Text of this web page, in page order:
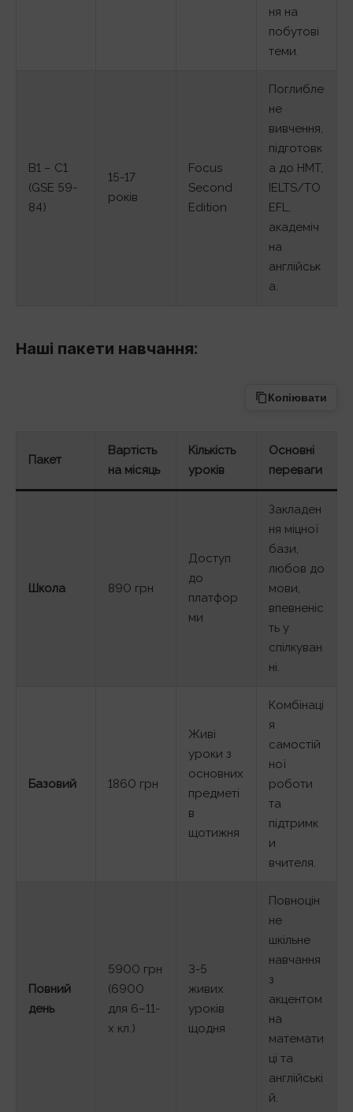
ня на
побутові
теми.
B1 – C1
(GSE 59-
84)
15-17
років
Focus
Second
Edition
Поглибле
не
вивчення,
підготовк
а до НМТ,
IELTS/TO
EFL,
академіч
на
англійськ
а.
Наші пакети навчання:
Копіювати
Пакет
Вартість
на місяць
Кількість
уроків
Основні
переваги
Школа 890 грн
Доступ
до
платфор
ми
Закладен
ня міцної
бази,
любов до
мови,
впевненіс
ть у
спілкуван
ні.
Базовий 1860 грн
Живі
уроки з
основних
предметі
в
щотижня
Комбінаці
я
самостій
ної
роботи
та
підтримк
и
вчителя.
Повний
день
5900 грн
(6900
для 6–11-
х кл.)
3-5
живих
уроків
щодня
Повноцін
не
шкільне
навчання
з
акцентом
на
математи
ці та
англійські
й.